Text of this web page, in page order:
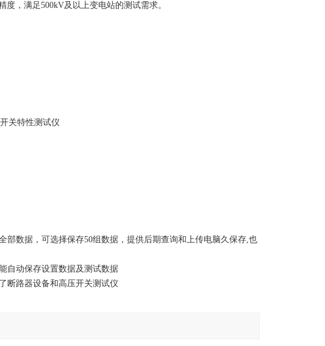
，满足500kV及以上变电站的测试需求。
数据，可选择保存50组数据，提供后期查询和上传电脑久保存,也
自动保存设置数据及测试数据
断路器设备和高压开关测试仪